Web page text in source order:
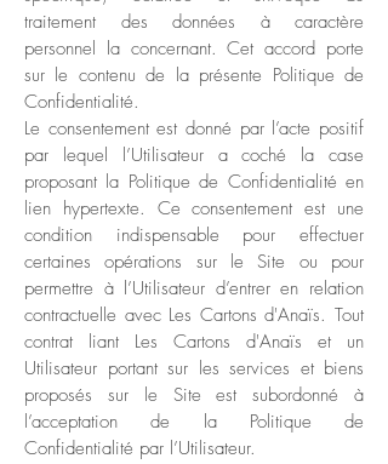
traitement des données à caractère
personnel la concernant. Cet accord porte
sur le contenu de la présente Politique de
Confidentialité.
Le consentement est donné par l’acte positif
par lequel l’Utilisateur a coché la case
proposant la Politique de Confidentialité en
lien hypertexte. Ce consentement est une
condition indispensable pour effectuer
certaines opérations sur le Site ou pour
permettre à l’Utilisateur d’entrer en relation
contractuelle avec Les Cartons d'Anaïs. Tout
contrat liant Les Cartons d'Anaïs et un
Utilisateur portant sur les services et biens
proposés sur le Site est subordonné à
l’acceptation de la Politique de
Confidentialité par l’Utilisateur.